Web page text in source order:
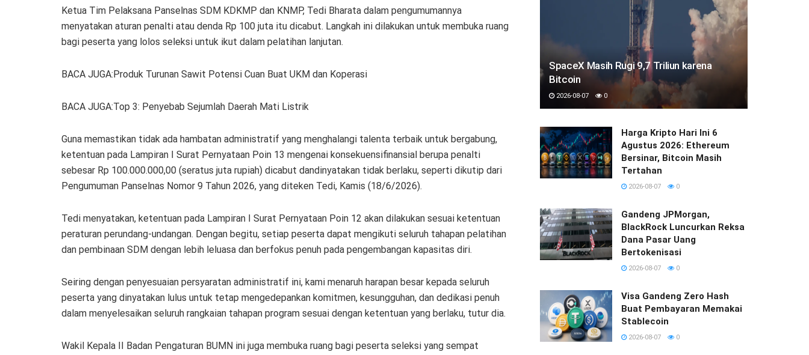
Ketua Tim Pelaksana Panselnas SDM KDKMP dan KNMP, Tedi Bharata dalam pengumumannya
menyatakan aturan penalti atau denda Rp 100 juta itu dicabut. Langkah ini dilakukan untuk membuka ruang
bagi peserta yang lolos seleksi untuk ikut dalam pelatihan lanjutan.
BACA JUGA:Produk Turunan Sawit Potensi Cuan Buat UKM dan Koperasi
BACA JUGA:Top 3: Penyebab Sejumlah Daerah Mati Listrik
Guna memastikan tidak ada hambatan administratif yang menghalangi talenta terbaik untuk bergabung,
ketentuan pada Lampiran I Surat Pernyataan Poin 13 mengenai konsekuensifinansial berupa penalti
sebesar Rp 100.000.000,00 (seratus juta rupiah) dicabut dandinyatakan tidak berlaku, seperti dikutip dari
Pengumuman Panselnas Nomor 9 Tahun 2026, yang diteken Tedi, Kamis (18/6/2026).
Tedi menyatakan, ketentuan pada Lampiran I Surat Pernyataan Poin 12 akan dilakukan sesuai ketentuan
peraturan perundang-undangan. Dengan begitu, setiap peserta dapat mengikuti seluruh tahapan pelatihan
dan pembinaan SDM dengan lebih leluasa dan berfokus penuh pada pengembangan kapasitas diri.
Seiring dengan penyesuaian persyaratan administratif ini, kami menaruh harapan besar kepada seluruh
peserta yang dinyatakan lulus untuk tetap mengedepankan komitmen, kesungguhan, dan dedikasi penuh
dalam menyelesaikan seluruh rangkaian tahapan program sesuai dengan ketentuan yang berlaku, tutur dia.
Wakil Kepala II Badan Pengaturan BUMN ini juga membuka ruang bagi peserta seleksi yang sempat
SpaceX Masih Rugi 9,7 Triliun karena
Bitcoin
2026-08-07 0
Harga Kripto Hari Ini 6
Agustus 2026: Ethereum
Bersinar, Bitcoin Masih
Tertahan
2026-08-07 0
Gandeng JPMorgan,
BlackRock Luncurkan Reksa
Dana Pasar Uang
Bertokenisasi
2026-08-07 0
Visa Gandeng Zero Hash
Buat Pembayaran Memakai
Stablecoin
2026-08-07 0